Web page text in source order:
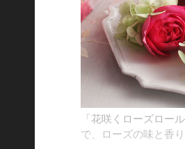
「花咲くローズロー
で、ローズの味と香り